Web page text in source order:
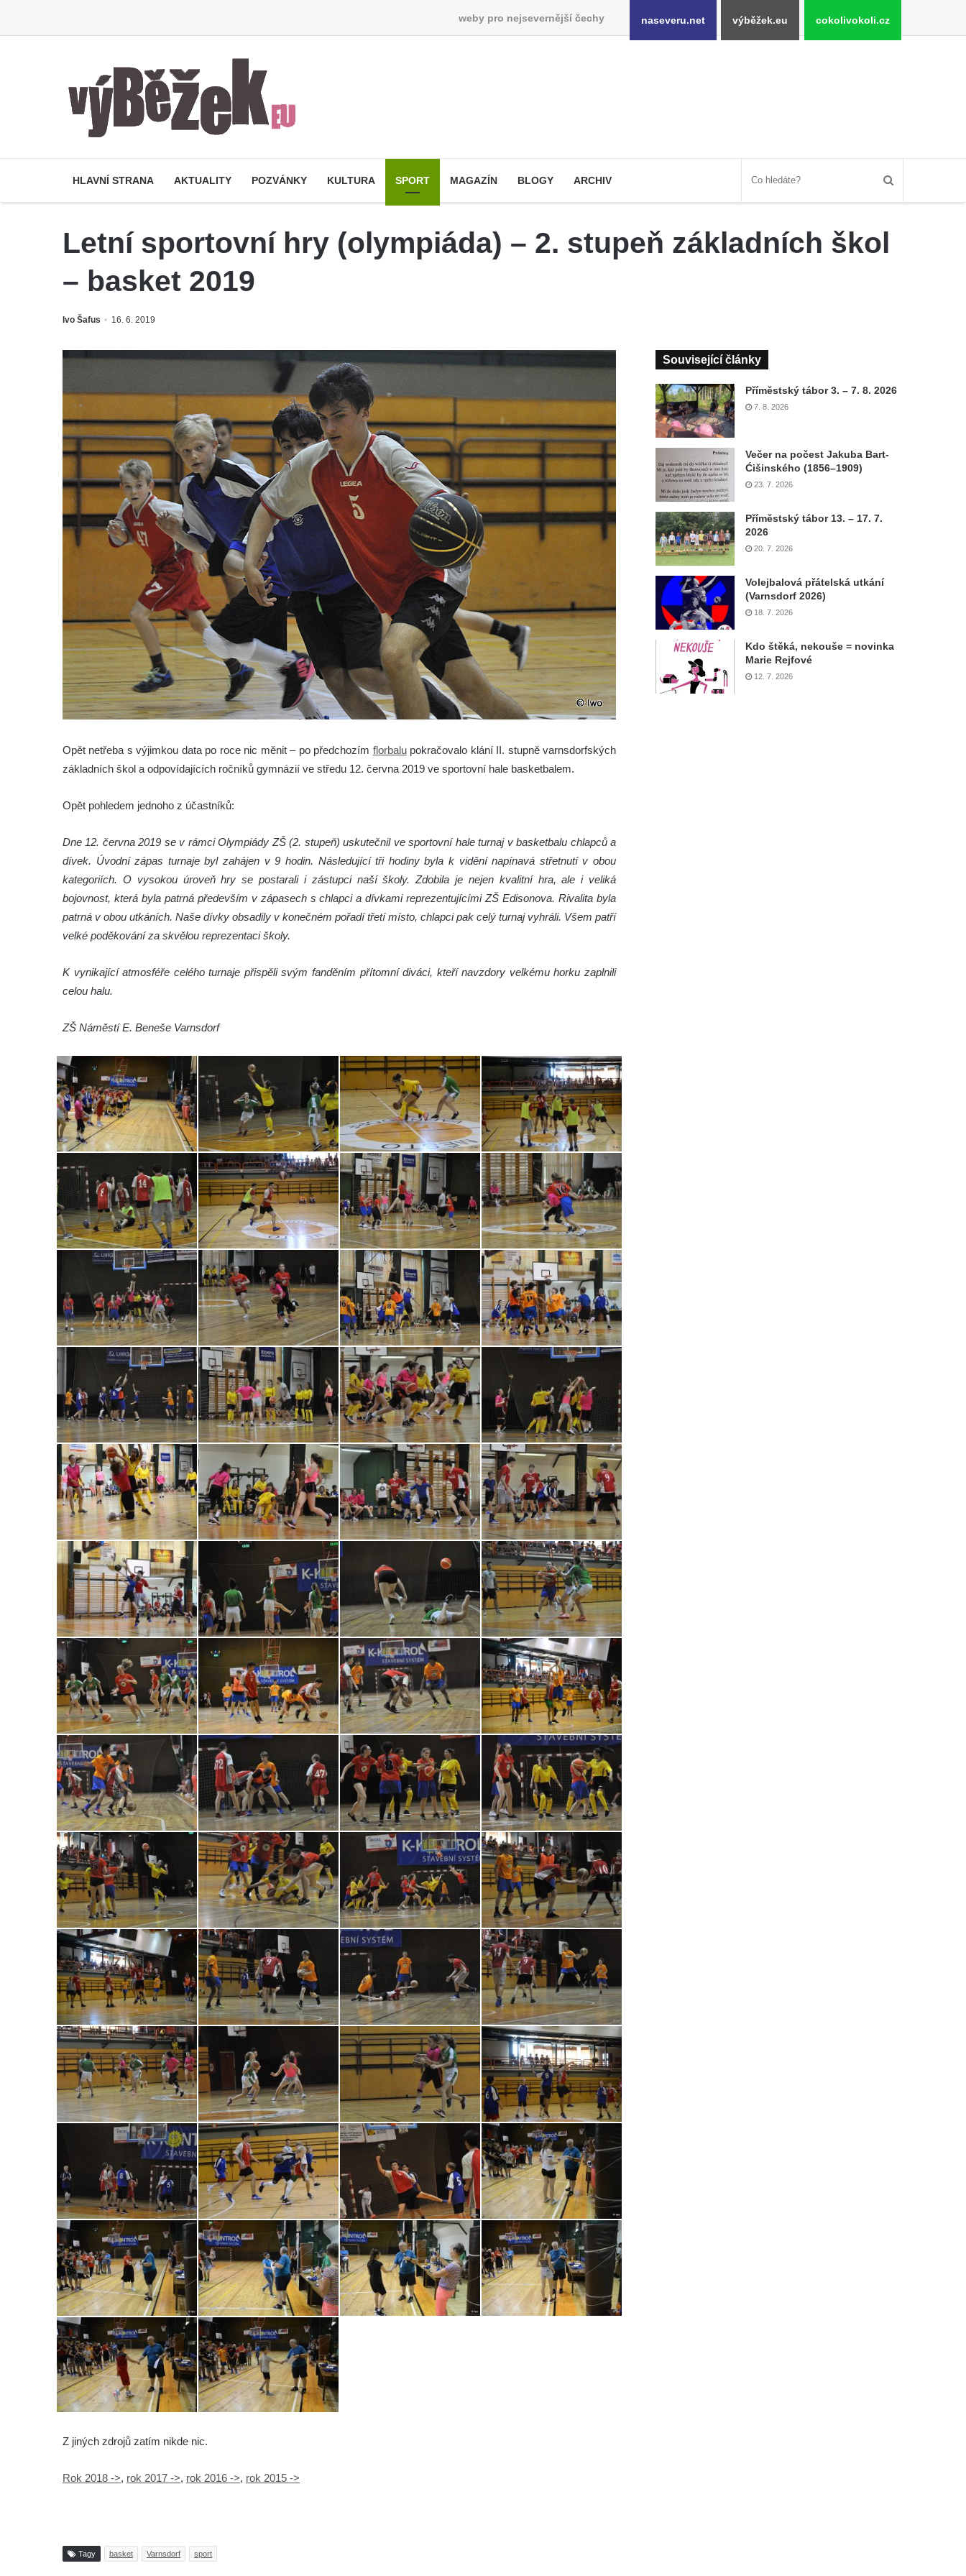
weby pro nejsevernější čechy naseveru.net výběžek.eu cokolivokoli.cz
HLAVNÍ STRANA AKTUALITY POZVÁNKY KULTURA SPORT MAGAZÍN BLOGY ARCHIV
Letní sportovní hry (olympiáda) – 2. stupeň základních škol
– basket 2019
Ivo Šafus 16. 6. 2019
Opět netřeba s výjimkou data po roce nic měnit – po předchozím florbalupokračovalo klání II. stupně varnsdorfských
základních škol a odpovídajících ročníků gymnázií ve středu 12. června 2019 ve sportovní hale basketbalem.
Opět pohledem jednoho z účastníků:
Dne 12. června 2019 se v rámci Olympiády ZŠ (2. stupeň) uskutečnil ve sportovní hale turnaj v basketbalu chlapců a
dívek. Úvodní zápas turnaje byl zahájen v 9 hodin. Následující tři hodiny byla k vidění napínavá střetnutí v obou
kategoriích. O vysokou úroveň hry se postarali i zástupci naší školy. Zdobila je nejen kvalitní hra, ale i veliká
bojovnost, která byla patrná především v zápasech s chlapci a dívkami reprezentujícími ZŠ Edisonova. Rivalita byla
patrná v obou utkáních. Naše dívky obsadily v konečném pořadí třetí místo, chlapci pak celý turnaj vyhráli. Všem patří
velké poděkování za skvělou reprezentaci školy.
K vynikající atmosféře celého turnaje přispěli svým fanděním přítomní diváci, kteří navzdory velkému horku zaplnili
celou halu.
ZŠ Náměstí E. Beneše Varnsdorf
Z jiných zdrojů zatím nikde nic.
Rok 2018 ->, rok 2017 ->, rok 2016 ->, rok 2015 ->
Tagy basket Varnsdorf sport
Související články
Příměstský tábor 3. – 7. 8. 2026
7. 8. 2026
Večer na počest Jakuba Bart-
Ćišinského (1856–1909)
23. 7. 2026
Příměstský tábor 13. – 17. 7.
2026
20. 7. 2026
Volejbalová přátelská utkání
(Varnsdorf 2026)
18. 7. 2026
Kdo štěká, nekouše = novinka
Marie Rejfové
12. 7. 2026